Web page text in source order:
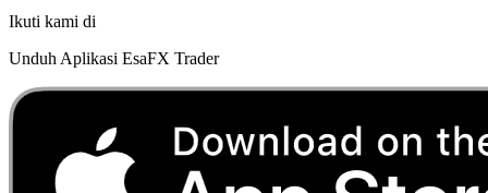
Ikuti kami di
Unduh Aplikasi EsaFX Trader